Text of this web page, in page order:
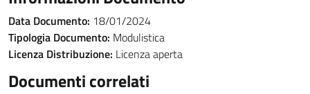
Data Documento: 18/01/2024
Tipologia Documento: Modulistica
Licenza Distribuzione: Licenza aperta
Documenti correlati